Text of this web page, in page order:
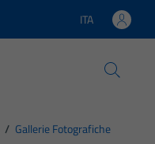
Lingua attiva:
ITA
/ Gallerie Fotografiche